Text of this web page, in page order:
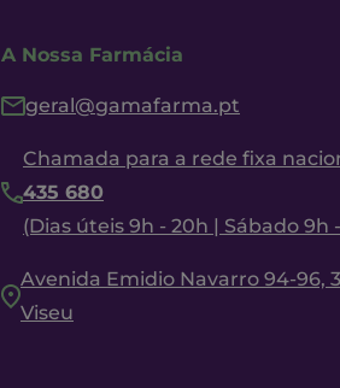
A Nossa Farmácia
geral@gamafarma.pt
Chamada para a rede fixa
435 680
(Dias úteis 9h - 20h | Sábado 9h
Avenida Emidio Navarro 94-96,
Viseu